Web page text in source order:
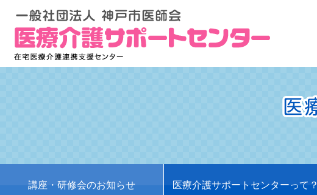
講座・研修会のお知らせ 医療介護サポートセンターって？